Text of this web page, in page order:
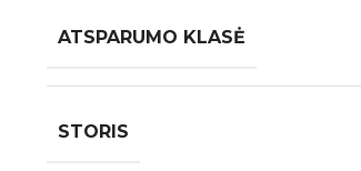
ATSPARUMO KLASĖ
STORIS